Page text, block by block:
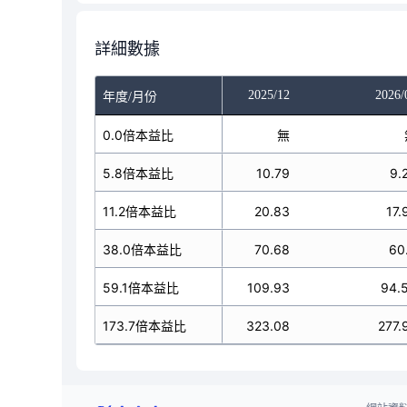
詳細數據
年度/月份
2025/11 2025/12 2026/
0.0倍本益比
5.8倍本益比
11.2倍本益比
38.0倍本益比
59.1倍本益比
173.7倍本益比
無 無
10.79 10.79
20.83 20.83
70.68 70.68
109.93 109.93
323.08 323.08